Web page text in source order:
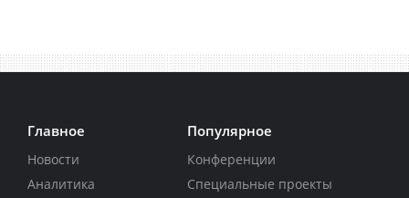
Главное
Новости
Аналитика
Популярное
Конференции
Специальные проекты